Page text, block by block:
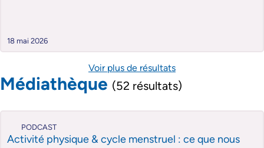
18 mai 2026
Voir plus de résultats
Médiathèque (52 résultats)
PODCAST
Activité physique & cycle menstruel : ce que nous